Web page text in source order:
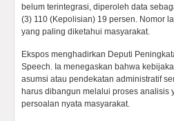
belum terintegrasi, diperoleh data
(3) 110 (Kepolisian) 19 persen. Nomor
yang paling diketahui masyarakat.
Ekspos menghadirkan Deputi
Speech. Ia menegaskan bahwa
asumsi atau pendekatan administratif
harus dibangun melalui proses analisis
persoalan nyata masyarakat.